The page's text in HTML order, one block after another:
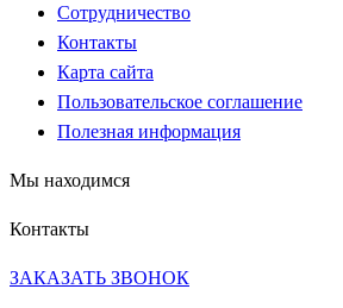
Сотрудничество
Контакты
Карта сайта
Пользовательское соглашение
Полезная информация
Мы находимся
Контакты
ЗАКАЗАТЬ ЗВОНОК